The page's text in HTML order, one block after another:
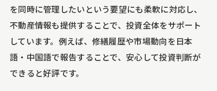
を同時に管理したいという要望にも柔軟に対応し、
不動産情報も提供することで、投資全体をサポート
しています。例えば、修繕履歴や市場動向を日本
語・中国語で報告することで、安心して投資判断が
できると好評です。